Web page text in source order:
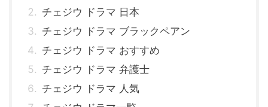
チェジウ ドラマ 日本
チェジウ ドラマ ブラックペアン
チェジウ ドラマ おすすめ
チェジウ ドラマ 弁護士
チェジウ ドラマ 人気